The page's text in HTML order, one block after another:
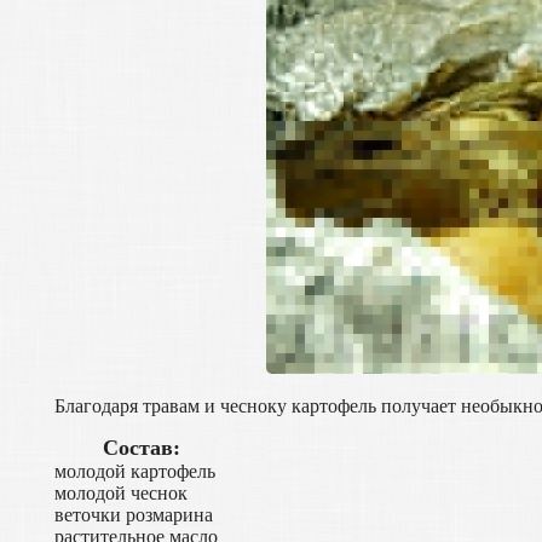
Благодаря травам и чесноку картофель получает
Состав:
молодой картофель
молодой чеснок
веточки розмарина
растительное масло